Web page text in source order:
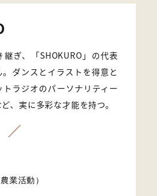
ぎ、「SHOKURO」の代表
ダンスとイラストを得意と
トラジオのパーソナリティー
、実に多彩な才能を持つ。
業活動）